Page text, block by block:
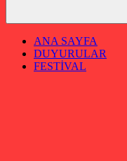
ANA SAYFA
DUYURULAR
FESTİVAL